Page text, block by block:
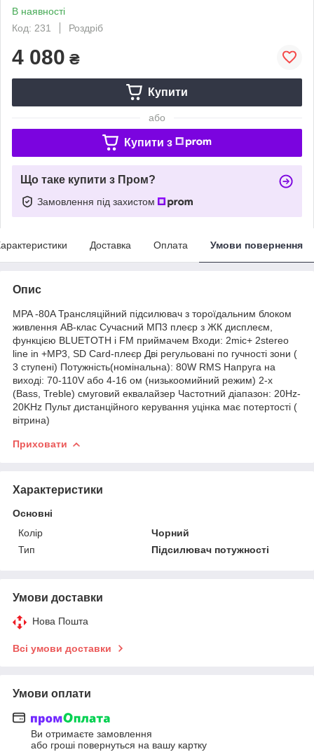
В наявності
Код: 231
Роздріб
4 080 ₴
Купити
або
Купити з
Що таке купити з Пром?
Замовлення під захистом
Доставка Оплата Умови повернення
Опис
MPA -80A Трансляційний підсилювач з тороїдальним блоком
живлення AB-клас Сучасний МП3 плеєр з ЖК дисплеєм,
функцією BLUETOTH і FM приймачем Входи: 2mic+ 2stereo
line in +МР3, SD Card-плеєр Дві регульовані по гучності зони (
3 ступені) Потужність(номінальна): 80W RMS Напруга на
виході: 70-110V або 4-16 ом (низькоомийний режим) 2-х
(Bass, Treble) смуговий еквалайзер Частотний діапазон: 20Hz-
20KHz Пульт дистанційного керування уцінка має потертості (
вітрина)
Приховати
Характеристики
Основні
Колір
Чорний
Тип
Підсилювач потужності
Умови доставки
Нова Пошта
Всі умови доставки
Умови оплати
Ви отримаєте замовлення
або гроші повернуться на вашу картку